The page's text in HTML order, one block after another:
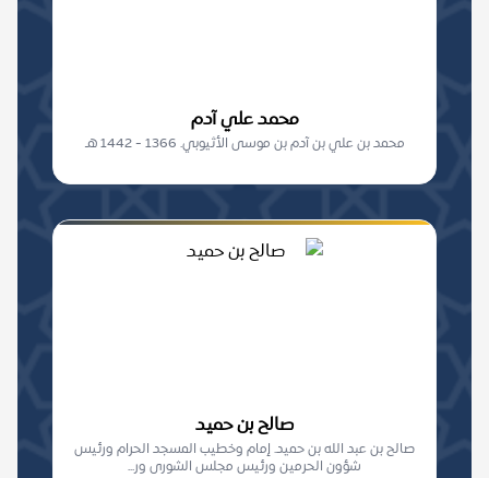
محمد علي آدم
محمد بن علي بن آدم بن موسى الأثيوبي. 1366 - 1442 هـ
صالح بن حميد
صالح بن عبد الله بن حميد. إمام وخطيب المسجد الحرام ورئيس
شؤون الحرمين ورئيس مجلس الشورى ور...